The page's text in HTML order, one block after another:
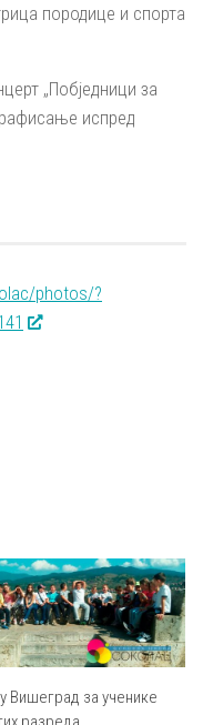
породице и спорта
„Побједници за
испред
photos/?
Вишеград за ученике